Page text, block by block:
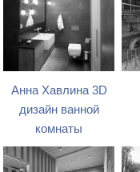
Анна Хавлина 3D
дизайн ванной
комнаты